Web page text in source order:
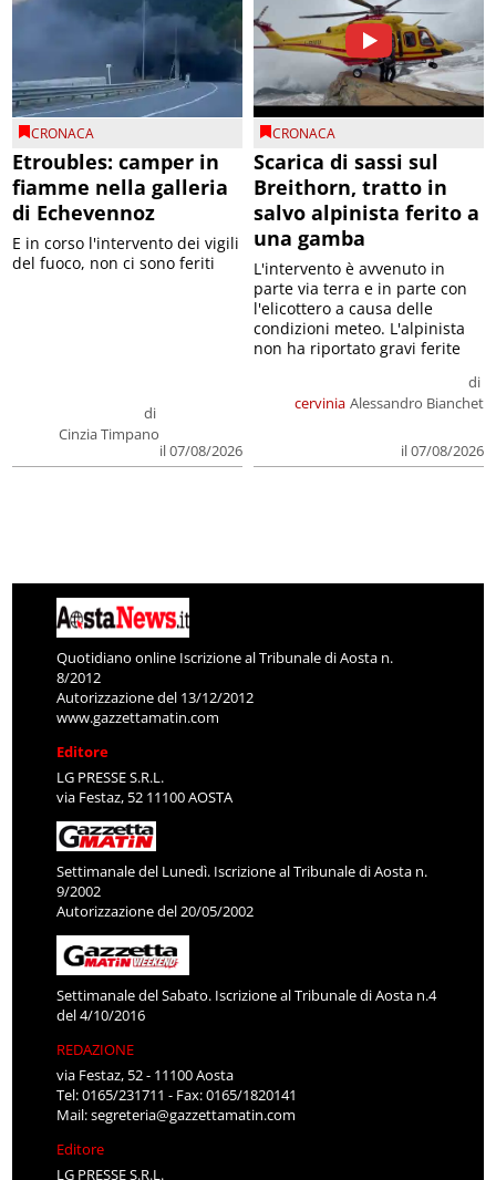
CRONACA
Etroubles: camper in
fiamme nella galleria
di Echevennoz
di
Cinzia Timpano
il 07/08/2026
E in corso l'intervento dei vigili
del fuoco, non ci sono feriti
CRONACA
Scarica di sassi sul
Breithorn, tratto in
salvo alpinista ferito a
una gamba
cervinia
di
Alessandro Bianchet
il 07/08/2026
L'intervento è avvenuto in
parte via terra e in parte con
l'elicottero a causa delle
condizioni meteo. L'alpinista
non ha riportato gravi ferite
Quotidiano online Iscrizione al Tribunale di Aosta n.
8/2012
Autorizzazione del 13/12/2012
www.gazzettamatin.com
Editore
LG PRESSE S.R.L.
via Festaz, 52 11100 AOSTA
Settimanale del Lunedì. Iscrizione al Tribunale di Aosta n.
9/2002
Autorizzazione del 20/05/2002
Settimanale del Sabato. Iscrizione al Tribunale di Aosta n.4
del 4/10/2016
REDAZIONE
via Festaz, 52 - 11100 Aosta
Tel: 0165/231711 - Fax: 0165/1820141
Mail:segreteria@gazzettamatin.com
Editore
LG PRESSE S.R.L.